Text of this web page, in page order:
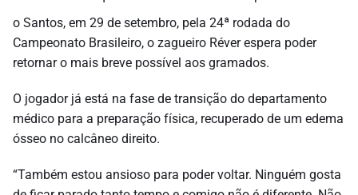
o Santos, em 29 de setembro, pela 24ª rodada do
Campeonato Brasileiro, o zagueiro Réver espera poder
retornar o mais breve possível aos gramados.
O jogador já está na fase de transição do departamento
médico para a preparação física, recuperado de um edema
ósseo no calcâneo direito.
“Também estou ansioso para poder voltar. Ninguém gosta